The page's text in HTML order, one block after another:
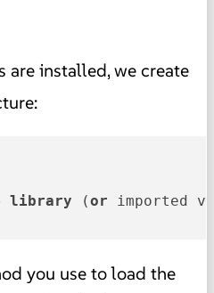
are installed, we create
library (or imported
you use to load the